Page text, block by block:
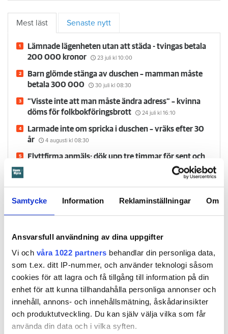
Samtycke Information Reklaminställningar Om
Ansvarsfull användning av dina uppgifter
Vi och våra 1022 partners behandlar din personliga data,
som t.ex. ditt IP-nummer, och använder teknologi såsom
cookies för att lagra och få tillgång till information på din
enhet för att kunna tillhandahålla personliga annonser och
innehåll, annons- och innehållsmätning, åskådarinsikter
och produktutveckling. Du kan själv välja vilka som får
använda din data och i vilka syften.
Mest läst Senaste nytt
Lämnade lägenheten utan att städa - tvingas betala
200 000 kronor
23 juli kl 10:00
Barn glömde stänga av duschen – mamman måste
betala 300 000
30 juli kl 08:30
”Visste inte att man måste ändra adress” – kvinna
döms för folkbokföringsbrott
24 juli kl 16:10
Larmade inte om spricka i duschen – vräks efter 30
år
4 augusti kl 08:30
Flyttfirma anmäls: dök upp tre timmar för sent och
kl 09:30
Hem & Hyra TV